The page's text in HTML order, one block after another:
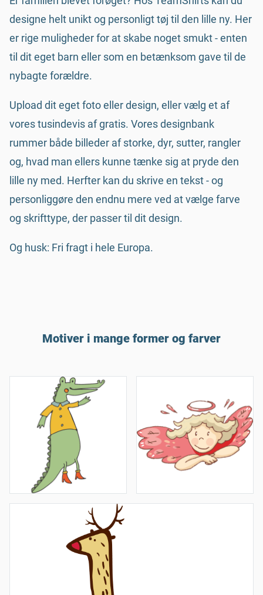
designe helt unikt og personligt tøj til den lille ny. Her
er rige muligheder for at skabe noget smukt - enten
til dit eget barn eller som en betænksom gave til de
nybagte forældre.
Upload dit eget foto eller design, eller vælg et af
vores tusindevis af gratis. Vores designbank
rummer både billeder af storke, dyr, sutter, rangler
og, hvad man ellers kunne tænke sig at pryde den
lille ny med. Herfter kan du skrive en tekst - og
personliggøre den endnu mere ved at vælge farve
og skrifttype, der passer til dit design.
Og husk: Fri fragt i hele Europa.
Motiver i mange former og farver